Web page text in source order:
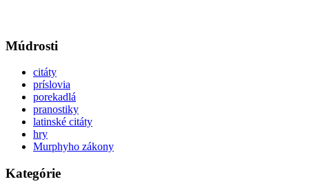
Múdrosti
citáty
príslovia
porekadlá
pranostiky
latinské citáty
hry
Murphyho zákony
Kategórie